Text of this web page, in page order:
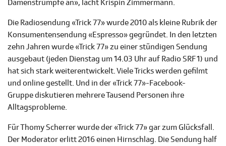
Damenstrümpfe an», lacht Krispin Zimmermann.
Die Radiosendung «Trick 77» wurde 2010 als kleine Rubrik der
Konsumentensendung «Espresso» gegründet. In den letzten
zehn Jahren wurde «Trick 77» zu einer stündigen Sendung
ausgebaut (jeden Dienstag um 14.03 Uhr auf Radio SRF 1) und
hat sich stark weiterentwickelt. Viele Tricks werden gefilmt
und online gestellt. Und in der «Trick 77»-Facebook-
Gruppe diskutieren mehrere Tausend Personen ihre
Alltagsprobleme.
Für Thomy Scherrer wurde der «Trick 77» gar zum Glücksfall.
Der Moderator erlitt 2016 einen Hirnschlag. Die Sendung half